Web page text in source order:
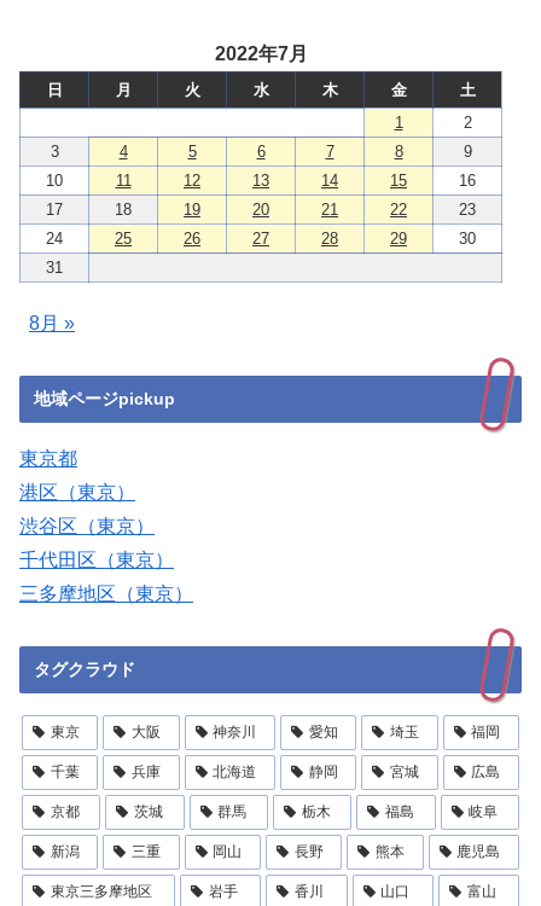
2022年7月
日 月 火 水 木 金
土
1
2
3
4 5 6 7 8
9
10
11 12 13 14 15
16
17
18 19 20 21 22
23
24
25 26 27 28 29
30
31
8月 »
地域ページpickup
東京都
港区（東京）
渋谷区（東京）
千代田区（東京）
三多摩地区（東京）
タグクラウド
東京 大阪 神奈川 愛知 埼玉 福岡
千葉 兵庫 北海道 静岡 宮城 広島
京都 茨城 群馬 栃木 福島 岐阜
新潟 三重 岡山 長野 熊本 鹿児島
東京三多摩地区 岩手 香川 山口 富山